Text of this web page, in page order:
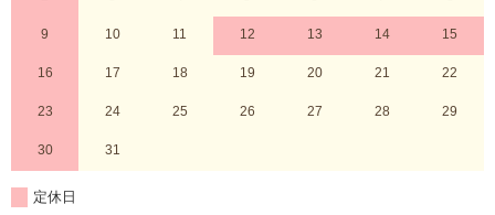
9 10 11 12 13 14 15
16 17 18 19 20 21 22
23 24 25 26 27 28 29
30 31
定休日